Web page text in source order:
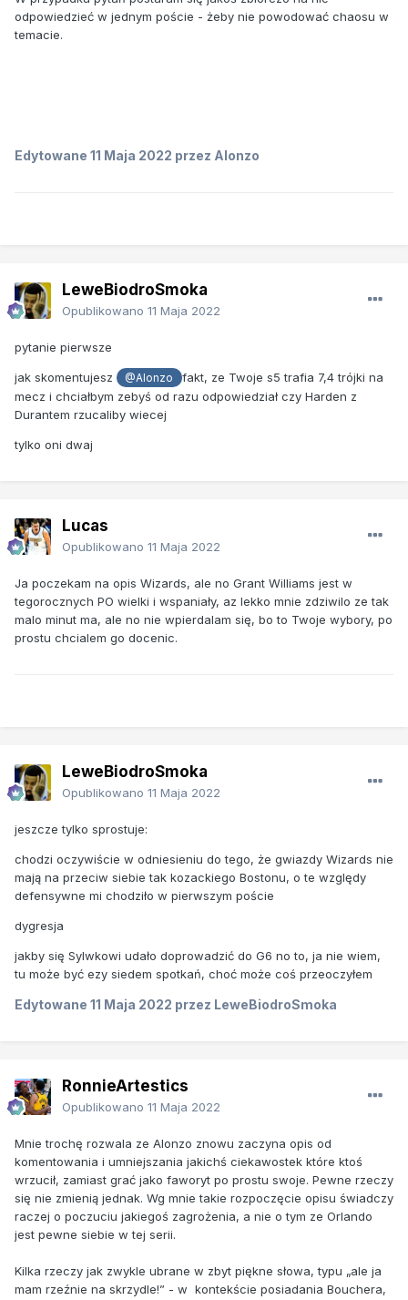
odpowiedzieć w jednym poście - żeby nie powodować chaosu w
temacie.
Edytowane 11 Maja 2022 przez Alonzo
LeweBiodroSmoka
Opublikowano 11 Maja 2022
pytanie pierwsze
jak skomentujesz @Alonzo
fakt, ze Twoje s5 trafia 7,4 trójki na
mecz i chciałbym zebyś od razu odpowiedział czy Harden z
Durantem rzucaliby wiecej
tylko oni dwaj
Lucas
Opublikowano 11 Maja 2022
Ja poczekam na opis Wizards, ale no Grant Williams jest w
tegorocznych PO wielki i wspaniały, az lekko mnie zdziwilo ze tak
malo minut ma, ale no nie wpierdalam się, bo to Twoje wybory, po
prostu chcialem go docenic.
LeweBiodroSmoka
Opublikowano 11 Maja 2022
jeszcze tylko sprostuje:
chodzi oczywiście w odniesieniu do tego, że gwiazdy Wizards nie
mają na przeciw siebie tak kozackiego Bostonu, o te względy
defensywne mi chodziło w pierwszym poście
dygresja
jakby się Sylwkowi udało doprowadzić do G6 no to, ja nie wiem,
tu może być ezy siedem spotkań, choć może coś przeoczyłem
Edytowane 11 Maja 2022 przez LeweBiodroSmoka
RonnieArtestics
Opublikowano 11 Maja 2022
Mnie trochę rozwala ze Alonzo znowu zaczyna opis od
komentowania i umniejszania jakichś ciekawostek które ktoś
wrzucił, zamiast grać jako faworyt po prostu swoje. Pewne rzeczy
się nie zmienią jednak. Wg mnie takie rozpoczęcie opisu świadczy
raczej o poczuciu jakiegoś zagrożenia, a nie o tym ze Orlando
jest pewne siebie w tej serii.
Kilka rzeczy jak zwykle ubrane w zbyt piękne słowa, typu „ale ja
mam rzeźnie na skrzydle!” - w kontekście posiadania Bouchera,